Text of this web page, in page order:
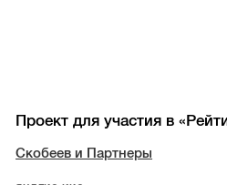
Проект для участия в
Скобеев и Партнеры